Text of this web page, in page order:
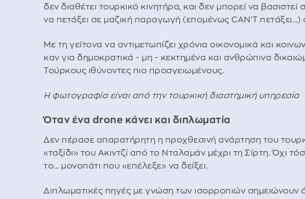
δεν διαθέτει τουρκικό κινητήρα, και δεν μπορεί να βασιστεί
να πετάξει σε μαζική παραγωγή (επομένως CAN'T
Με τη γείτονα να αντιμετωπίζει χρόνια οικονομικά και
καν για δημοκρατικά - μη - κεκτημένα και ανθρώπινα
Τούρκους ιθύνοντες πιο προσγειωμένους.
H φωτογραφία είναι από την τουρκική διαστημική υπηρεσία
Όταν ένα drone κάνει και διπλωματία
Δεν πέρασε απαρατήρητη η προχθεσινή ανάρτηση του
«ταξίδι» του Ακιντζί από το Νταλαμάν μέχρι τη Σίρτη. Όχι
το... μονοπάτι που «επέλεξε» να δείξει.
Διπλωματικές πηγές με γνώση των ισορροπιών σημειώνουν